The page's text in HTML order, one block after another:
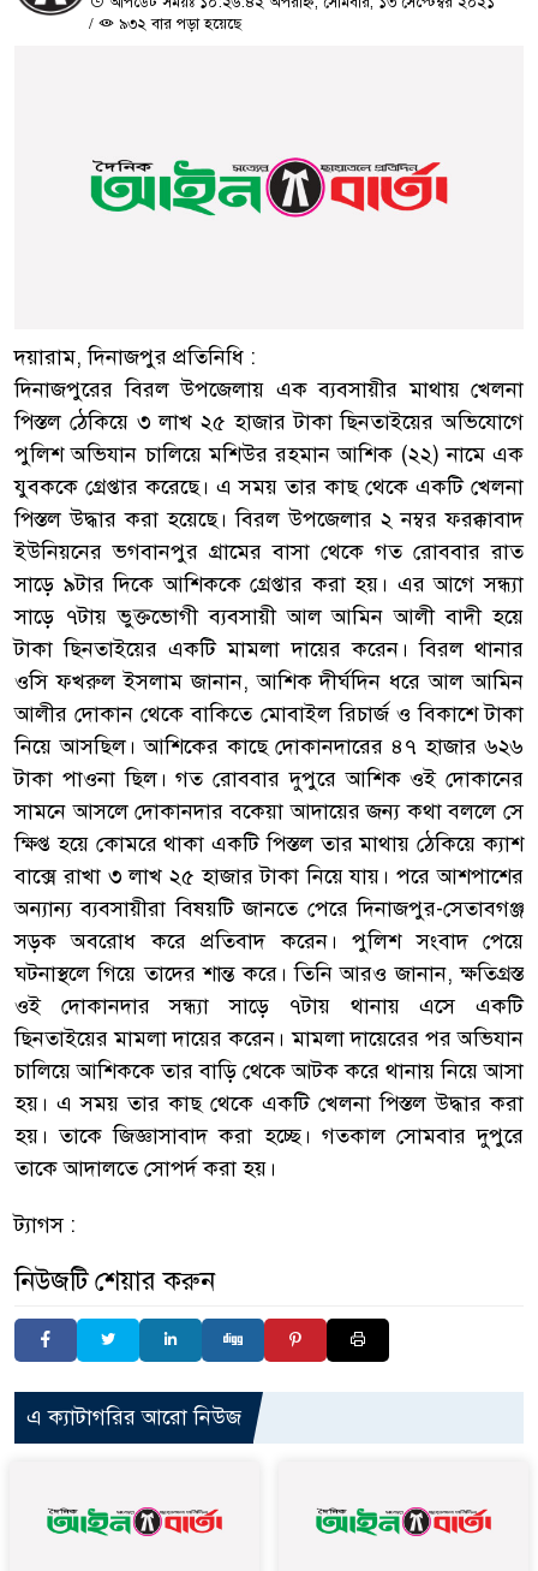
/
৯৩২ বার পড়া হয়েছে
দয়ারাম, দিনাজপুর প্রতিনিধি :
দিনাজপুরের বিরল উপজেলায় এক ব্যবসায়ীর মাথায় খেলনা
পিস্তল ঠেকিয়ে ৩ লাখ ২৫ হাজার টাকা ছিনতাইয়ের অভিযোগে
পুলিশ অভিযান চালিয়ে মশিউর রহমান আশিক (২২) নামে এক
যুবককে গ্রেপ্তার করেছে। এ সময় তার কাছ থেকে একটি খেলনা
পিস্তল উদ্ধার করা হয়েছে। বিরল উপজেলার ২ নম্বর ফরক্কাবাদ
ইউনিয়নের ভগবানপুর গ্রামের বাসা থেকে গত রোববার রাত
সাড়ে ৯টার দিকে আশিককে গ্রেপ্তার করা হয়। এর আগে সন্ধ্যা
সাড়ে ৭টায় ভুক্তভোগী ব্যবসায়ী আল আমিন আলী বাদী হয়ে
টাকা ছিনতাইয়ের একটি মামলা দায়ের করেন। বিরল থানার
ওসি ফখরুল ইসলাম জানান, আশিক দীর্ঘদিন ধরে আল আমিন
আলীর দোকান থেকে বাকিতে মোবাইল রিচার্জ ও বিকাশে টাকা
নিয়ে আসছিল। আশিকের কাছে দোকানদারের ৪৭ হাজার ৬২৬
টাকা পাওনা ছিল। গত রোববার দুপুরে আশিক ওই দোকানের
সামনে আসলে দোকানদার বকেয়া আদায়ের জন্য কথা বললে সে
ক্ষিপ্ত হয়ে কোমরে থাকা একটি পিস্তল তার মাথায় ঠেকিয়ে ক্যাশ
বাক্সে রাখা ৩ লাখ ২৫ হাজার টাকা নিয়ে যায়। পরে আশপাশের
অন্যান্য ব্যবসায়ীরা বিষয়টি জানতে পেরে দিনাজপুর-সেতাবগঞ্জ
সড়ক অবরোধ করে প্রতিবাদ করেন। পুলিশ সংবাদ পেয়ে
ঘটনাস্থলে গিয়ে তাদের শান্ত করে। তিনি আরও জানান, ক্ষতিগ্রস্ত
ওই দোকানদার সন্ধ্যা সাড়ে ৭টায় থানায় এসে একটি
ছিনতাইয়ের মামলা দায়ের করেন। মামলা দায়েরের পর অভিযান
চালিয়ে আশিককে তার বাড়ি থেকে আটক করে থানায় নিয়ে আসা
হয়। এ সময় তার কাছ থেকে একটি খেলনা পিস্তল উদ্ধার করা
হয়। তাকে জিজ্ঞাসাবাদ করা হচ্ছে। গতকাল সোমবার দুপুরে
তাকে আদালতে সোপর্দ করা হয়।
ট্যাগস :
নিউজটি শেয়ার করুন
এ ক্যাটাগরির আরো নিউজ